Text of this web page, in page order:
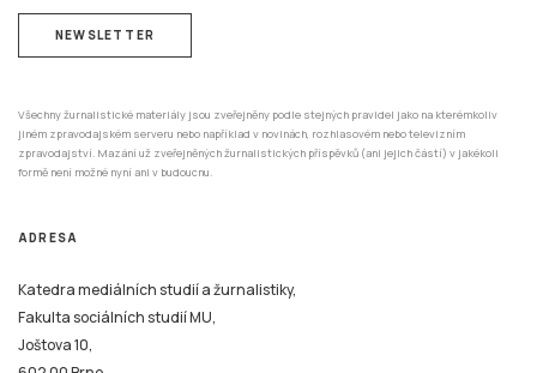
NEWSLETTER
Všechny žurnalistické materiály jsou zveřejněny podle stejných pravidel jako na kterémkoliv
jiném zpravodajském serveru nebo například v novinách, rozhlasovém nebo televizním
zpravodajství. Mazání už zveřejněných žurnalistických příspěvků (ani jejich částí) v jakékoli
formě není možné nyní ani v budoucnu.
ADRESA
Katedra mediálních studií a žurnalistiky,
Fakulta sociálních studií MU,
Joštova 10,